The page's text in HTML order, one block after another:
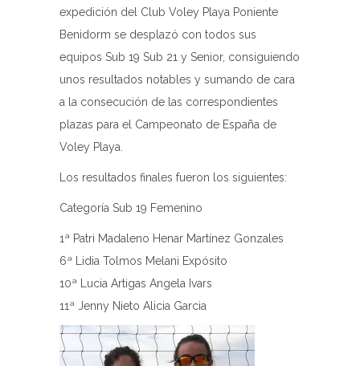
expedición del Club Voley Playa Poniente
Benidorm se desplazó con todos sus
equipos Sub 19 Sub 21 y Senior, consiguiendo
unos resultados notables y sumando de cara
a la consecución de las correspondientes
plazas para el Campeonato de España de
Voley Playa.
Los resultados finales fueron los siguientes:
Categoría Sub 19 Femenino
1ª Patri Madaleno Henar Martínez Gonzales
6ª Lidia Tolmos Melani Expósito
10ª Lucia Artigas Angela Ivars
11ª Jenny Nieto Alicia Garcia